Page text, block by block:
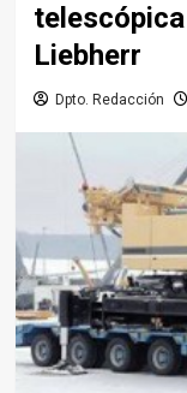
Liebherr
Dpto. Redacción